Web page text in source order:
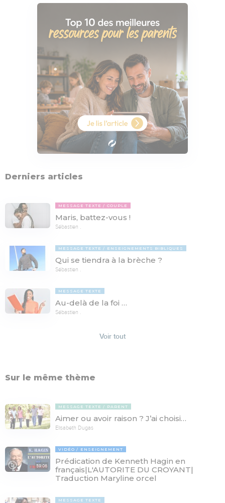
Derniers articles
MESSAGE TEXTE COUPLE
Maris, battez-vous !
Sébastien .
MESSAGE TEXTE ENSEIGNEMENTS BIBLIQUES
Qui se tiendra à la brèche ?
Sébastien .
MESSAGE TEXTE
Au-delà de la foi …
Sébastien .
Voir tout
Sur le même thème
MESSAGE TEXTE PARENT
Aimer ou avoir raison ? J’ai choisi…
Elisabeth Dugas
59:06
VIDÉO ENSEIGNEMENT
Prédication de Kenneth Hagin en
français|L'AUTORITE DU CROYANT|
Traduction Maryline orcel
MESSAGE TEXTE